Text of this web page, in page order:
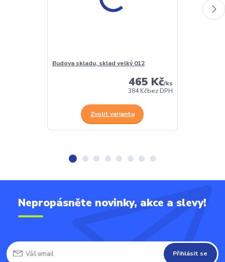
Budova skladu, sklad velký 012
465 Kč/ks
384 Kčbez DPH
Zvolit variantu
Nepropásněte novinky, akce a slevy!
Přihlásit se